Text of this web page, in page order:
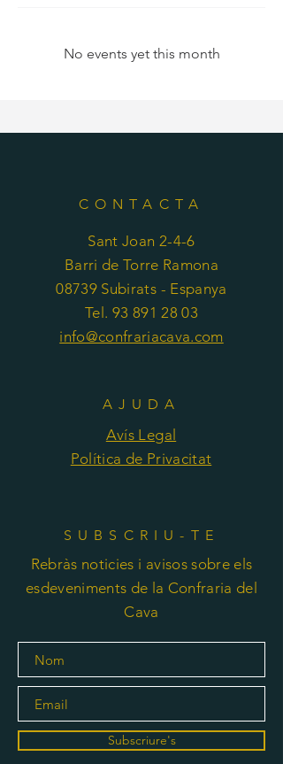
No events yet this month
CONTACTA
Sant Joan 2-4-6
Barri de Torre Ramona
08739 Subirats - Espanya
Tel. 93 891 28 03
info@confrariacava.com
AJUDA
Avís Legal
Política de Privacitat
SUBSCRIU-TE
Rebràs noticies i avisos sobre els
esdeveniments de la Confraria del
Cava
Subscriure's